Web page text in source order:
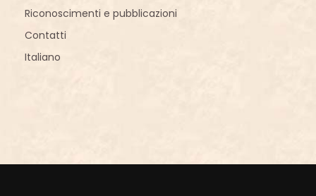
Riconoscimenti e pubblicazioni
Contatti
Italiano